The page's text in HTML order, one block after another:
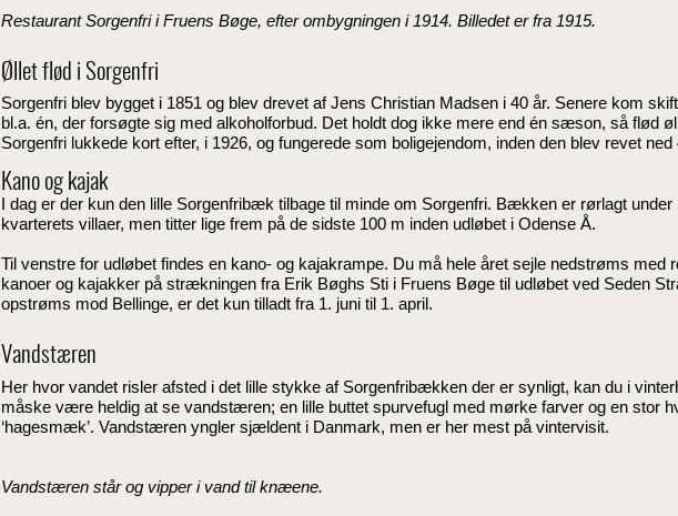
Restaurant Sorgenfri i Fruens Bøge, efter ombygningen i 1914. Billedet er fra 1915.
Øllet flød i Sorgenfri
Sorgenfri blev bygget i 1851 og blev drevet af Jens Christian Madsen i 40 år. Senere kom
bl.a. én, der forsøgte sig med alkoholforbud. Det holdt dog ikke mere end én sæson, så flød
Sorgenfri lukkede kort efter, i 1926, og fungerede som boligejendom, inden den blev revet ned
Kano og kajak
I dag er der kun den lille Sorgenfribæk tilbage til minde om Sorgenfri. Bækken er rørlagt under
kvarterets villaer, men titter lige frem på de sidste 100 m inden udløbet i Odense Å.
Til venstre for udløbet findes en kano- og kajakrampe. Du må hele året sejle nedstrøms med
kanoer og kajakker på strækningen fra Erik Bøghs Sti i Fruens Bøge til udløbet ved Seden
opstrøms mod Bellinge, er det kun tilladt fra 1. juni til 1. april.
Vandstæren
Her hvor vandet risler afsted i det lille stykke af Sorgenfribækken der er synligt, kan du i
måske være heldig at se vandstæren; en lille buttet spurvefugl med mørke farver og en stor
‘hagesmæk’. Vandstæren yngler sjældent i Danmark, men er her mest på vintervisit.
Vandstæren står og vipper i vand til knæene.